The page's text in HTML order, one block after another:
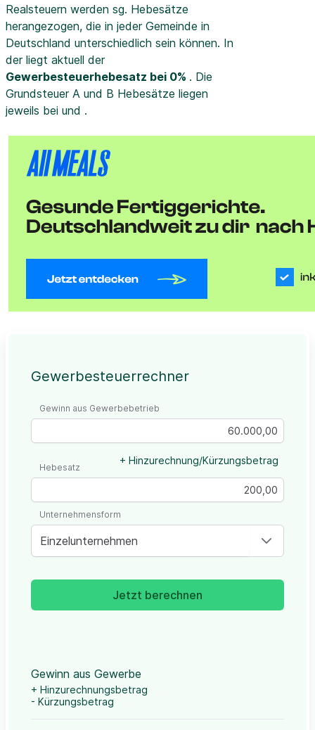
Realsteuern werden sg. Hebesätze
herangezogen, die in jeder Gemeinde in
Deutschland unterschiedlich sein können. In
der liegt aktuell der
Gewerbesteuerhebesatz bei 0% . Die
Grundsteuer A und B Hebesätze liegen
jeweils bei und .
Gewerbesteuerrechner
Gewinn aus Gewerbebetrieb
+ Hinzurechnung/Kürzungsbetrag
Hebesatz
Einzelunternehmen
Unternehmensform
Jetzt berechnen
Gewinn aus Gewerbe
+ Hinzurechnungsbetrag
- Kürzungsbetrag